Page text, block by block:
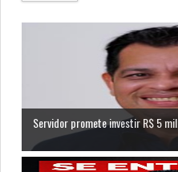
Servidor promete investir R$ 5 mil...